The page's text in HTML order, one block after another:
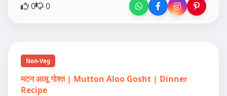
0 0
Non-Veg
मटन आलू गोश्त | Mutton Aloo Gosht | Dinner
Recipe